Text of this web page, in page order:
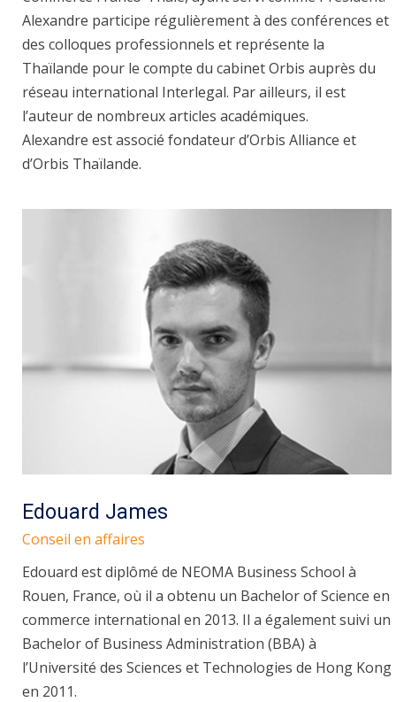
Alexandre participe régulièrement à des conférences et
des colloques professionnels et représente la
Thaïlande pour le compte du cabinet Orbis auprès du
réseau international Interlegal. Par ailleurs, il est
l’auteur de nombreux articles académiques.
Alexandre est associé fondateur d’Orbis Alliance et
d’Orbis Thaïlande.
Edouard James
Conseil en affaires
Edouard est diplômé de NEOMA Business School à
Rouen, France, où il a obtenu un Bachelor of Science en
commerce international en 2013. Il a également suivi un
Bachelor of Business Administration (BBA) à
l’Université des Sciences et Technologies de Hong Kong
en 2011.